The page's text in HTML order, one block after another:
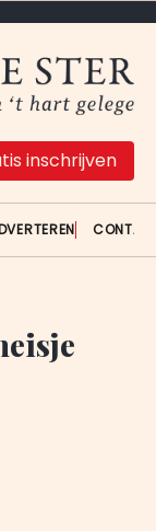
inschrijven